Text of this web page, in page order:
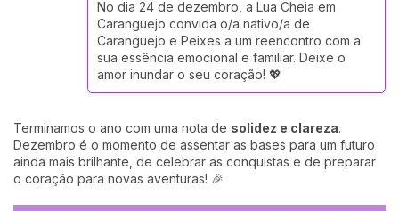
No dia 24 de dezembro, a Lua Cheia em
Caranguejo convida o/a nativo/a de
Caranguejo e Peixes a um reencontro com a
sua essência emocional e familiar. Deixe o
amor inundar o seu coração! 💖
Terminamos o ano com uma nota de solidez e clareza.
Dezembro é o momento de assentar as bases para um futuro
ainda mais brilhante, de celebrar as conquistas e de preparar
o coração para novas aventuras! 🎉